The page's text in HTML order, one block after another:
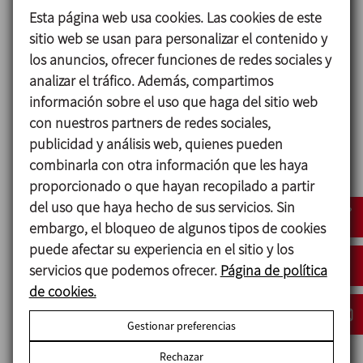
He leído y acepto la política de protección de datos
Acepto recibir información comercial
ENVIAR
Opciones
Esta página web usa cookies. Las cookies de este
sitio web se usan para personalizar el contenido y
los anuncios, ofrecer funciones de redes sociales y
analizar el tráfico. Además, compartimos
información sobre el uso que haga del sitio web
con nuestros partners de redes sociales,
publicidad y análisis web, quienes pueden
combinarla con otra información que les haya
proporcionado o que hayan recopilado a partir
del uso que haya hecho de sus servicios. Sin
embargo, el bloqueo de algunos tipos de cookies
puede afectar su experiencia en el sitio y los
servicios que podemos ofrecer. Página de política
de cookies.
Gestionar preferencias
Rechazar